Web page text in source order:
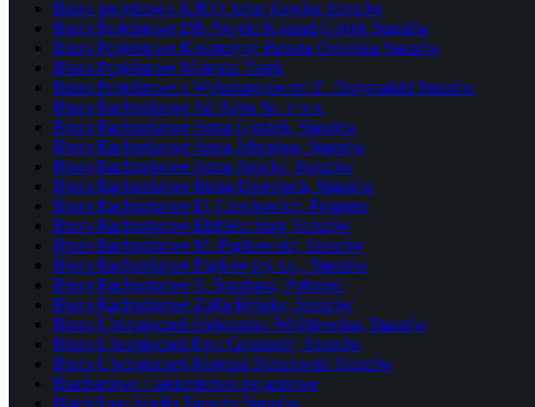
Biuro projektowe AJKO Artur Kręcisz Staszów
Biuro Projektowe DB Projekt Konrad Gądek Staszów
Biuro Projektowe Kosztorysy Renata Orzelska Staszów
Biuro Projektowe Mateusz Turek
Biuro Projektowe z Wykonawstwem Z. Drzymalski Staszów
Biuro Rachunkowe Ad Astra Sp. z o.o.
Biuro Rachunkowe Anna Gozdek, Staszów
Biuro Rachunkowe Anna Jabczuga, Staszów
Biuro Rachunkowe Anna Janicka, Staszów
Biuro Rachunkowe Beata Dzieciuch, Staszów
Biuro Rachunkowe D. Czechowicz, Połaniec
Biuro Rachunkowe Elżbieta Szot, Staszów
Biuro Rachunkowe M. Piątkowska, Staszów
Biuro Rachunkowe Piątkowscy s.c., Staszów
Biuro Rachunkowe S. Barabasz, Połaniec
Biuro Rachunkowe Zofia Ryńska, Staszów
Biuro Ubezpieczeń Aleksandra Wróblewska, Staszów
Biuro Ubezpieczeń Ewa Gronostaj, Staszów
Biuro Ubezpieczeń Mateusz Staszewski Staszów
Blacharstwo i lakiernictwo pojazdowe
BlackRose Studio Tatuażu Staszów